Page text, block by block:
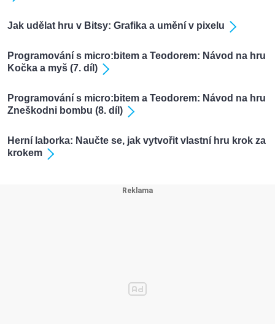
Jak udělat hru v Bitsy: Grafika a umění v pixelu
Programování s micro:bitem a Teodorem: Návod na hru
Kočka a myš (7. díl)
Programování s micro:bitem a Teodorem: Návod na hru
Zneškodni bombu (8. díl)
Herní laborka: Naučte se, jak vytvořit vlastní hru krok za
krokem